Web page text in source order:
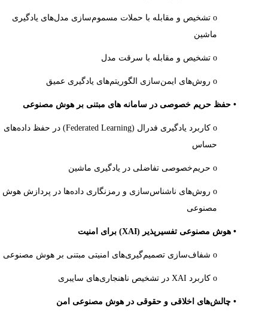
o تشخیص و مقابله با حملات مسموم‌سازی مدل‌های یادگیری
ماشین
• حفظ حریم خصوصی در سامانه های مبتنی بر هوش مصنوعی
(Federated Learning)در حفظ داده‌های
حساس
o روش‌های ناشناس‌سازی و رمزنگاری داده‌ها در پردازش هوش
مصنوعی
• هوش مصنوعی تفسیرپذیر(XAI)برای امنیت
XAIدر تشخیص ناهنجاری‌های سایبری
• چالش‌های اخلاقی و حقوقی در هوش مصنوعی امن